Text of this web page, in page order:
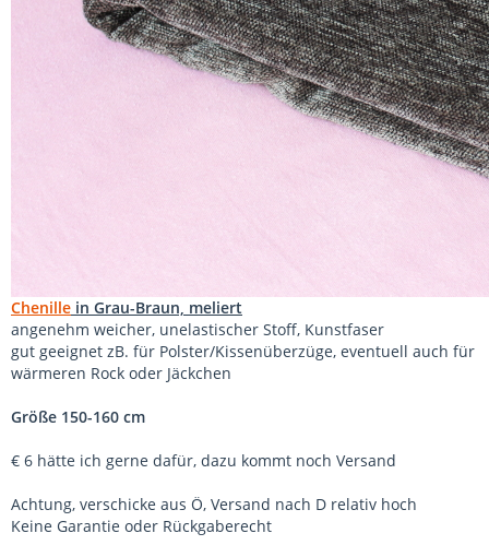
Chenille in Grau-Braun, meliert
angenehm weicher, unelastischer Stoff, Kunstfaser
gut geeignet zB. für Polster/Kissenüberzüge, eventuell auch für
wärmeren Rock oder Jäckchen
Größe 150-160 cm
€ 6 hätte ich gerne dafür, dazu kommt noch Versand
Achtung, verschicke aus Ö, Versand nach D relativ hoch
Keine Garantie oder Rückgaberecht